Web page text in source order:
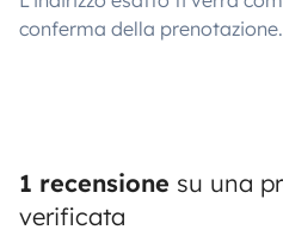
California Coach e
conferma della prenotazione.
1 recensione su una
verificata